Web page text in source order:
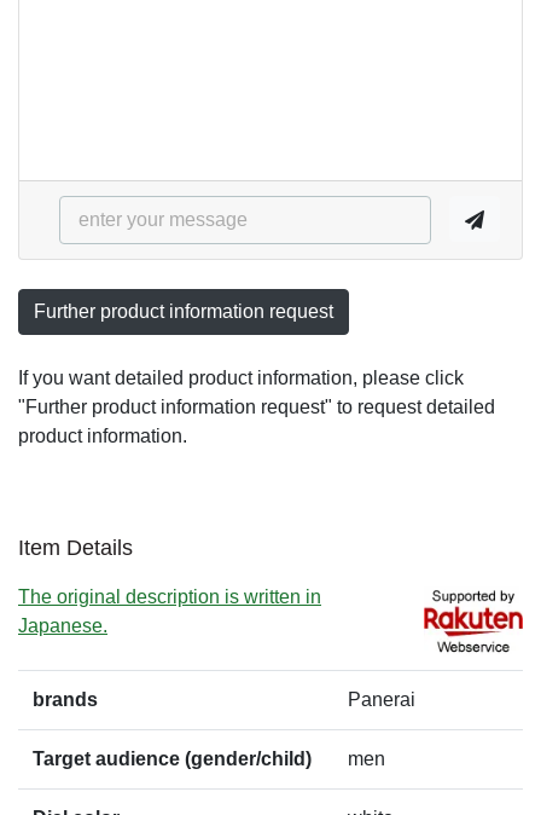
Further product information request
If you want detailed product information, please click
"Further product information request" to request detailed
product information.
Item Details
The original description is written in
Japanese.
brands Panerai
Target audience (gender/child) men